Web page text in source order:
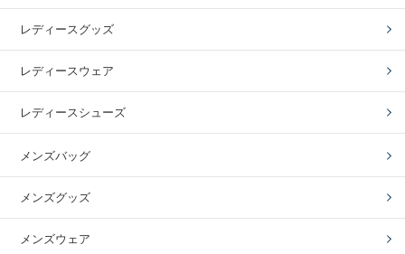
レディースグッズ
レディースウェア
レディースシューズ
メンズバッグ
メンズグッズ
メンズウェア